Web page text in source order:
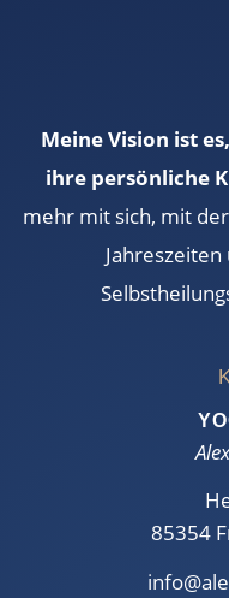
Meine Vision ist
ihre persönliche
mehr mit sich, mit
85354